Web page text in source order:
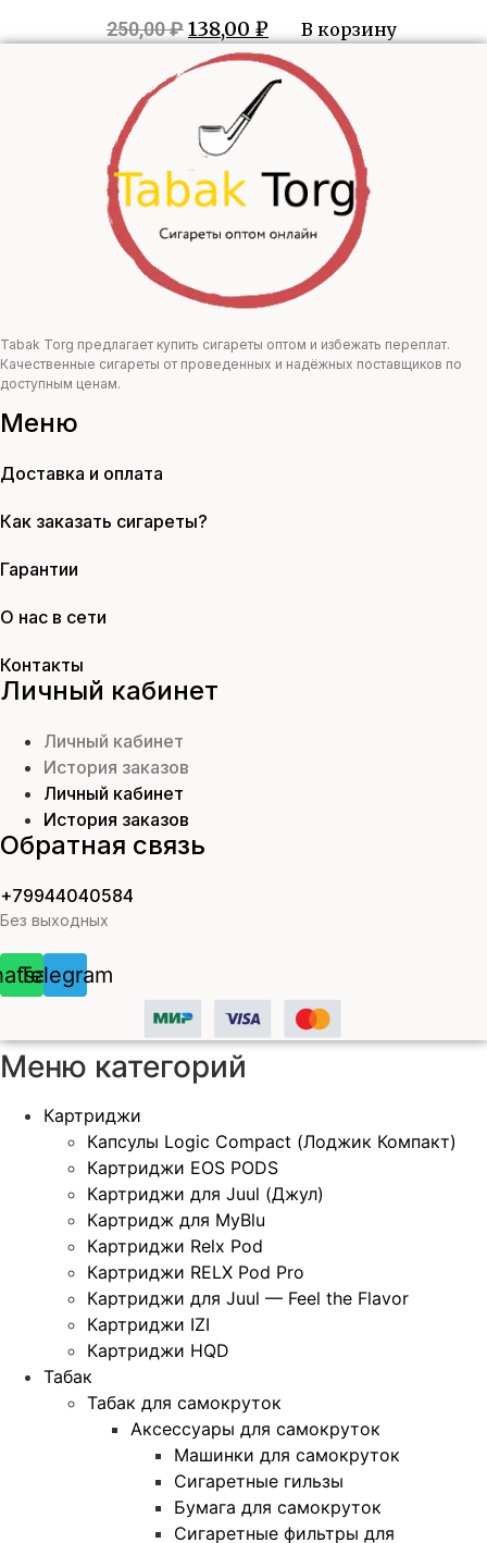
250,00₽Первоначальная
цена
составляла
250,00 ₽.
138,00 ₽ Текущая
цена:
138,00 ₽.
В корзину
Tabak Torg предлагает купить сигареты оптом и избежать переплат.
Качественные сигареты от проведенных и надёжных поставщиков по
доступным ценам.
Меню
Доставка и оплата
Как заказать сигареты?
Гарантии
О нас в сети
Контакты
Личный кабинет
Личный кабинет
История заказов
Личный кабинет
История заказов
Обратная связь
+79944040584
Без выходных
Telegram
Меню категорий
Картриджи
Капсулы Logic Compact (Лоджик Компакт)
Картриджи EOS PODS
Картриджи для Juul (Джул)
Картридж для MyBlu
Картриджи Relx Pod
Картриджи RELX Pod Pro
Картриджи для Juul — Feel the Flavor
Картриджи IZI
Картриджи HQD
Табак
Табак для самокруток
Аксессуары для самокруток
Машинки для самокруток
Сигаретные гильзы
Бумага для самокруток
Сигаретные фильтры для